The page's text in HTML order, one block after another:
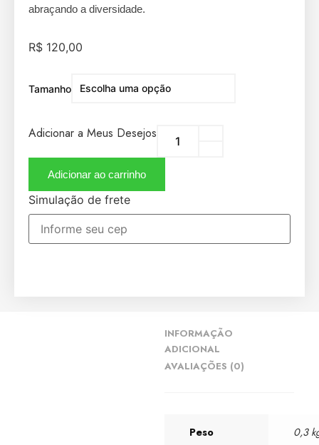
abraçando a diversidade.
R$ 120,00
Tamanho
Adicionar ao carrinho
Adicionar a Meus Desejos
Simulação de frete
INFORMAÇÃO
ADICIONAL
AVALIAÇÕES (0)
Peso 0,3